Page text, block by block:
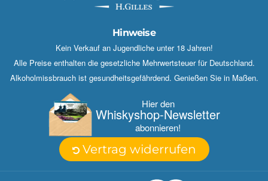
Hinweise
Kein Verkauf an Jugendliche unter 18 Jahren!
Alle Preise enthalten die gesetzliche Mehrwertsteuer für Deutschland.
Alkoholmissbrauch ist gesundheitsgefährdend. Genießen Sie in Maßen.
Hier den
Whisky­shop-Newsletter
abonnieren!
Vertrag widerrufen